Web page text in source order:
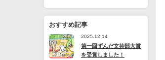
おすすめ記事
2025.12.14
第一回ずんだ文芸部大賞
を受賞しました！